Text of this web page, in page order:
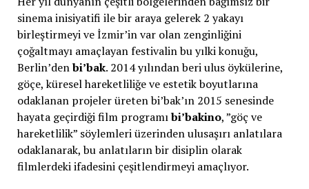
sinema inisiyatifi ile bir araya gelerek 2 yakayı
birleştirmeyi ve İzmir’in var olan zenginliğini
çoğaltmayı amaçlayan festivalin bu yılki konuğu,
Berlin’denbi’bak. 2014 yılından beri ulus öykülerine,
göçe, küresel hareketliliğe ve estetik boyutlarına
odaklanan projeler üreten bi’bak’ın 2015 senesinde
hayata geçirdiği film programıbi’bakino, ”göç ve
hareketlilik” söylemleri üzerinden ulusaşırı anlatılara
odaklanarak, bu anlatıların bir disiplin olarak
filmlerdeki ifadesini çeşitlendirmeyi amaçlıyor.